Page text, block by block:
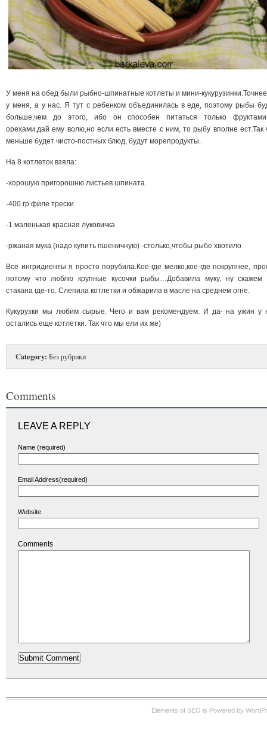
У меня на обед были рыбно-шпинатные котлеты и мини-
у меня, а у нас. Я тут с ребенком объединилась в еде, поэтому рыбы
больше,чем до этого, ибо он способен питаться только
орехами,дай ему волю,но если есть вместе с ним, то рыбу вполне ест.Так
меньше будет чисто-постных блюд, будут морепродукты.
На 8 котлеток взяла:
-хорошую пригорошню листьев шпината
-400 гр филе трески
-1 маленькая красная луковичка
-ржаная мука (надо купить пшеничную) -столько,чтобы рыбе хвотило
Все ингридиенты я просто порубила.Кое-где мелко,кое-где покрупнее,
потому что люблю крупные кусочки рыбы…Добавила муку, ну скажем
стакана где-то. Слепила котлетки и обжарила в масле на среднем огне.
Кукурузки мы любим сырые. Чего и вам рекомендуем. И да- на ужин у
остались еще котлетки. Так что мы ели их же)
Category: Без рубрики
Comments
LEAVE A REPLY
Name (required)
Email Address(required)
Website
Comments
Elements of SEO is Powered by